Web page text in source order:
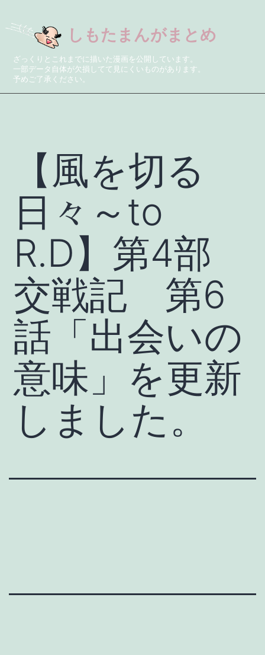
しもたまんがまとめ
ざっくりとこれまでに描いた漫画を公開しています。
一部データ自体が欠損してて見にくいものがあります。
予めご了承ください。
【風を切る
日々～to
R.D】第4部
交戦記 第6
話「出会いの
意味」を更新
しました。